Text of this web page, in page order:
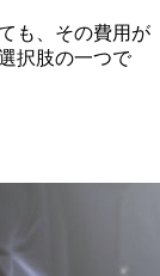
も、その費用が
択肢の一つで